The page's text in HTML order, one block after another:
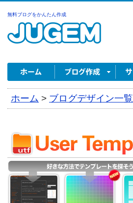
無料ブログをかんたん作成
ホーム > ブログデザイン一覧